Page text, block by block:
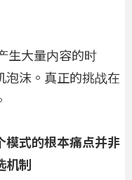
生大量内容的时
泡沫。真正的挑战在
模式的根本痛点并非
机制